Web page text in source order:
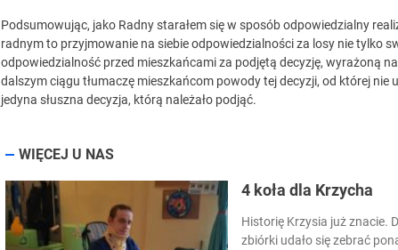
Podsumowując, jako Radny starałem się w sposób odpowiedzialny
radnym to przyjmowanie na siebie odpowiedzialności za losy nie tylko
odpowiedzialność przed mieszkańcami za podjętą decyzję, wyrażoną
dalszym ciągu tłumaczę mieszkańcom powody tej decyzji, od której nie
jedyna słuszna decyzja, którą należało podjąć.
WIĘCEJ U NAS
4 koła dla Krzycha
Historię Krzysia już znacie.
zbiórki udało się zebrać